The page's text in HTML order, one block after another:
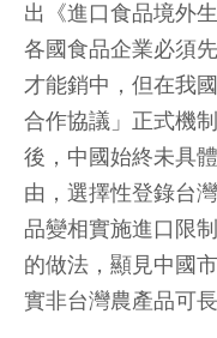
出《進口食品境外
各國食品企業必須
才能銷中，但在我
合作協議」正式機
後，中國始終未具
由，選擇性登錄台
品變相實施進口限
的做法，顯見中國
實非台灣農產品可